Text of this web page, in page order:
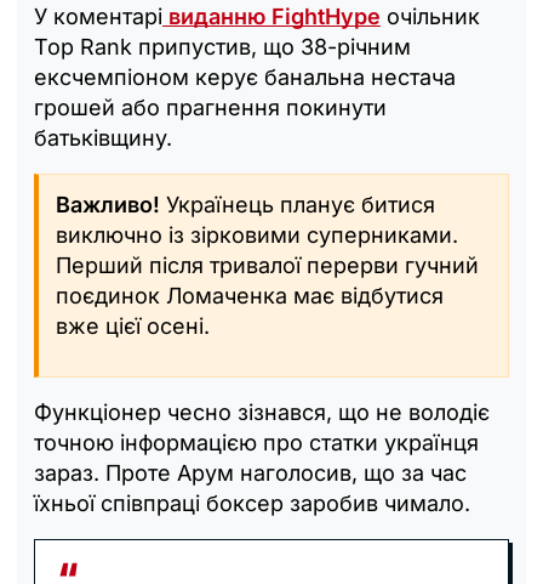
У коментарі виданню FightHype очільник
Top Rank припустив, що 38-річним
ексчемпіоном керує банальна нестача
грошей або прагнення покинути
батьківщину.
Важливо! Українець планує битися
виключно із зірковими суперниками.
Перший після тривалої перерви гучний
поєдинок Ломаченка має відбутися
вже цієї осені.
Функціонер чесно зізнався, що не володіє
точною інформацією про статки українця
зараз. Проте Арум наголосив, що за час
їхньої співпраці боксер заробив чимало.